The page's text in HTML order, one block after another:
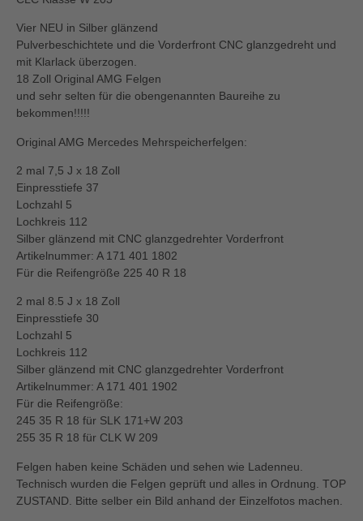
Vier NEU in Silber glänzend
Pulverbeschichtete und die Vorderfront CNC glanzgedreht und
mit Klarlack überzogen.
18 Zoll Original AMG Felgen
und sehr selten für die obengenannten Baureihe zu
bekommen!!!!!
Original AMG Mercedes Mehrspeicherfelgen:
2 mal 7,5 J x 18 Zoll
Einpresstiefe 37
Lochzahl 5
Lochkreis 112
Silber glänzend mit CNC glanzgedrehter Vorderfront
Artikelnummer: A 171 401 1802
Für die Reifengröße 225 40 R 18
2 mal 8.5 J x 18 Zoll
Einpresstiefe 30
Lochzahl 5
Lochkreis 112
Silber glänzend mit CNC glanzgedrehter Vorderfront
Artikelnummer: A 171 401 1902
Für die Reifengröße:
245 35 R 18 für SLK 171+W 203
255 35 R 18 für CLK W 209
Felgen haben keine Schäden und sehen wie Ladenneu.
Technisch wurden die Felgen geprüft und alles in Ordnung. TOP
ZUSTAND. Bitte selber ein Bild anhand der Einzelfotos machen.